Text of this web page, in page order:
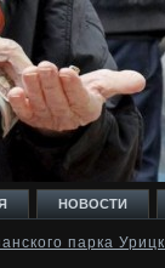
НОВОСТИ
парка